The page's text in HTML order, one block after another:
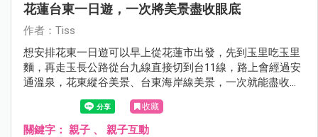
花蓮台東一日遊，一次將美景盡收眼底
作者：Tiss
想安排花東一日遊可以早上從花蓮市出發，先到玉里吃玉里
麵，再走玉長公路從台九線直接切到台11線，路上會經過安
通溫泉，花東縱谷美景、台東海岸線美景，一次就能盡收眼
收藏
關鍵字： 親子 、 親子互動